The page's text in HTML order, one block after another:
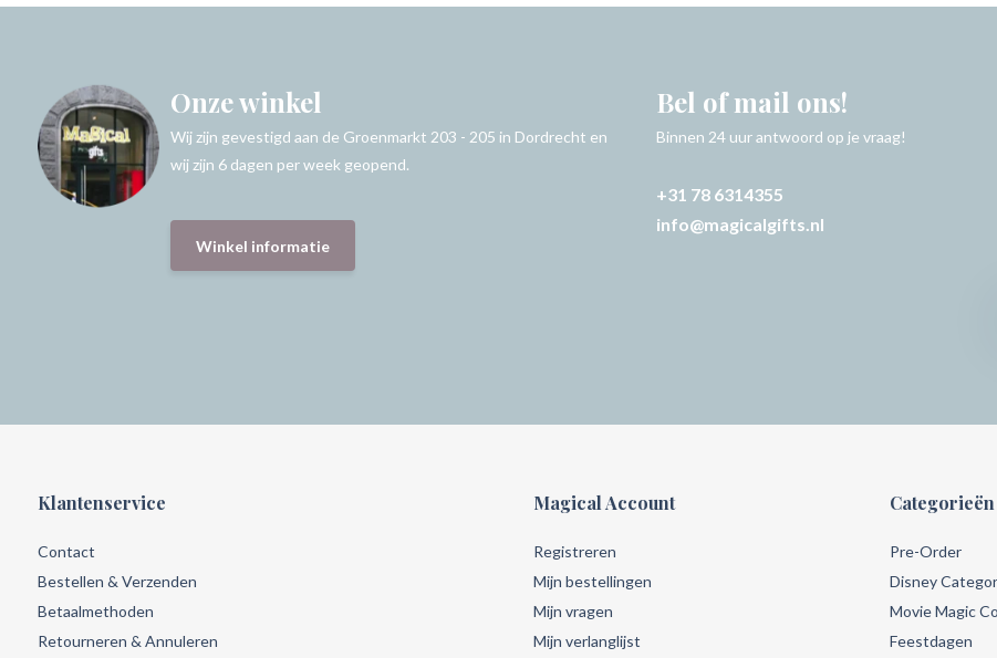
Onze winkel
Wij zijn gevestigd aan de Groenmarkt 203 - 205 in Dordrecht en
wij zijn 6 dagen per week geopend.
Winkel informatie
Bel of mail ons!
Binnen 24 uur antwoord op je vraag!
+31 78 6314355
info@magicalgifts.nl
Klantenservice
Contact
Bestellen & Verzenden
Betaalmethoden
Retourneren & Annuleren
Magical Account
Registreren
Mijn bestellingen
Mijn vragen
Mijn verlanglijst
Categorieën
Pre-Order
Disney
Movie Magic
Feestdagen